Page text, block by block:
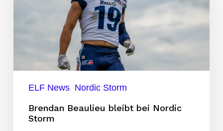
ELF News Nordic Storm
Brendan Beaulieu bleibt bei Nordic
Storm